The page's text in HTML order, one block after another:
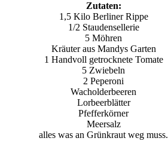
Zutaten:
1,5 Kilo Berliner Rippe
1/2 Staudensellerie
5 Möhren
Kräuter aus Mandys Garten
1 Handvoll getrocknete Tomate
5 Zwiebeln
2 Peperoni
Wacholderbeeren
Lorbeerblätter
Pfefferkörner
Meersalz
alles was an Grünkraut weg muss.